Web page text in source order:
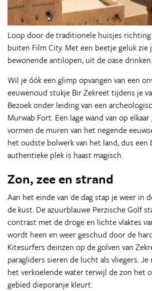
Loop door de traditionele huisjes richting
buiten Film City. Met een beetje geluk zie
bewonende antilopen, uit de oase drinken.
Wil je óók een glimp opvangen van een
eeuwenoud stukje Bir Zekreet tijdens je
Bezoek onder leiding van een
Murwab Fort. Een lage wand van op
vormen de muren van het negende
het oudste bolwerk van het land, dus een
authentieke plek is haast magisch.
Zon, zee en strand
Aan het einde van de dag stap je weer in
de kust. De azuurblauwe Perzische Golf
contrast met de droge en lichte vlaktes
wordt heen en weer geschud door de
Kitesurfers deinzen op de golven van
paragliders sieren de lucht als vliegers.
het verkoelende water terwijl de zon het
gebied dieporanje kleurt.